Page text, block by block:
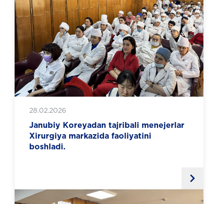
28.02.2026
Janubiy Koreyadan tajribali menejerlar
Xirurgiya markazida faoliyatini
boshladi.